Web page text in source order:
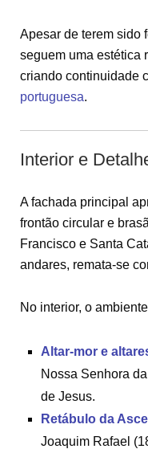
Apesar de terem sido
seguem uma estética
criando continuidade
portuguesa.
Interior e
A fachada principal
frontão circular e
Francisco e Santa
andares, remata-se
No interior, o
Altar-mor e
Nossa Senhora
de Jesus.
Retábulo da
Joaquim Rafael